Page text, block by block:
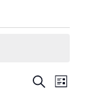
Recherche
Recherche
Liste